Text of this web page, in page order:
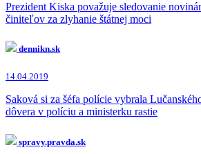
Prezident Kiska považuje sledovanie
činiteľov za zlyhanie štátnej moci
dennikn.sk
14.04.2019
Saková si za šéfa polície vybrala
dôvera v políciu a ministerku rastie
spravy.pravda.sk